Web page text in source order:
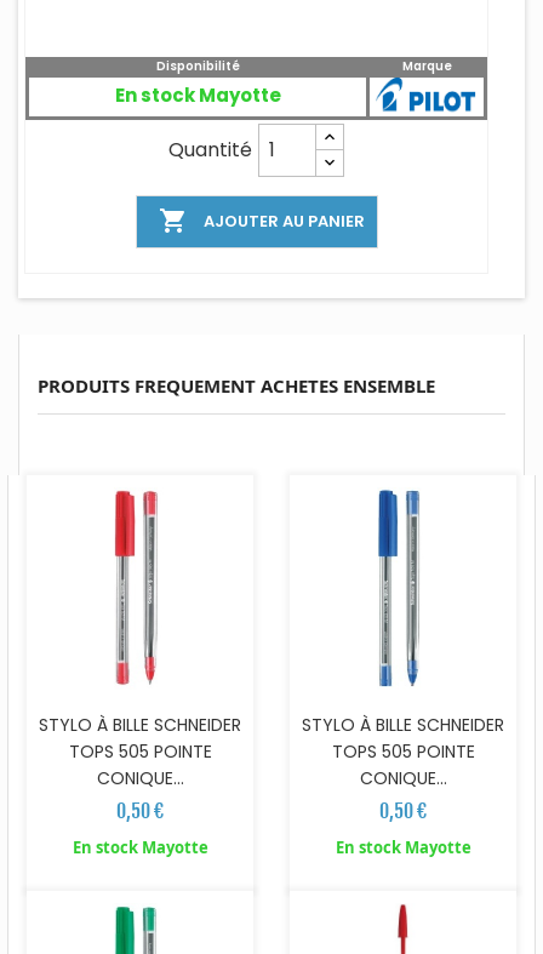
Disponibilité
En stock Mayotte
Marque
Quantité
 AJOUTER AU PANIER
PRODUITS FREQUEMENT ACHETES ENSEMBLE
STYLO À BILLE SCHNEIDER
TOPS 505 POINTE
CONIQUE...
0,50 €
En stock Mayotte
STYLO À BILLE SCHNEIDER
TOPS 505 POINTE
CONIQUE...
0,50 €
En stock Mayotte